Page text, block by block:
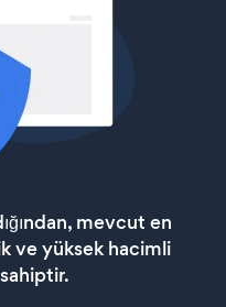
mevcut en
ve yüksek hacimli